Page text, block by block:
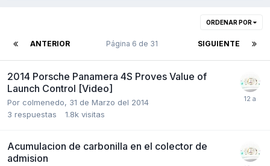
ORDENAR POR
ANTERIOR SIGUIENTE
Página 6 de 31
2014 Porsche Panamera 4S Proves Value of
Launch Control [Video]
Por colmenedo, 31 de Marzo del 2014
3 respuestas 1.8k visitas
Acumulacion de carbonilla en el colector de
admision